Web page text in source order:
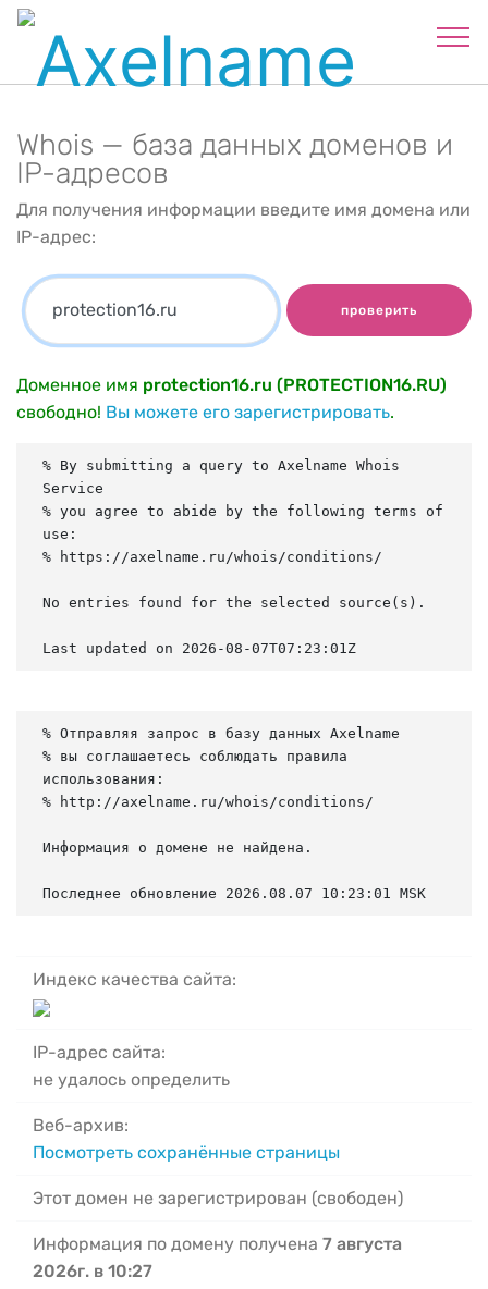
Whois — база данных доменов и
IP-адресов
Для получения информации введите имя домена или
IP-адрес:
проверить
Доменное имя protection16.ru (PROTECTION16.RU)
свободно! Вы можете его зарегистрировать.
% By submitting a query to Axelname Whois
Service
% you agree to abide by the following terms of
use:
% https://axelname.ru/whois/conditions/
No entries found for the selected source(s).
Last updated on 2026-08-07T07:23:01Z
% Отправляя запрос в базу данных Axelname
% вы соглашаетесь соблюдать правила
использования:
% http://axelname.ru/whois/conditions/
Информация о домене не найдена.
Последнее обновление 2026.08.07 10:23:01 MSK
Индекс качества сайта:
IP-адрес сайта:
не удалось определить
Веб-архив:
Посмотреть сохранённые страницы
Этот домен не зарегистрирован (свободен)
Информация по домену получена 7 августа
2026г. в 10:27